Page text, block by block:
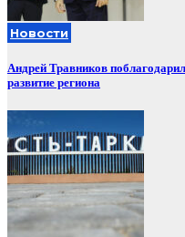
Новости
Андрей Травников
развитие региона